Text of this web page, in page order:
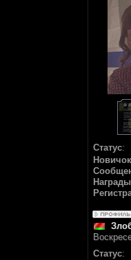
Статус:
Новичок
Награды
Статус: